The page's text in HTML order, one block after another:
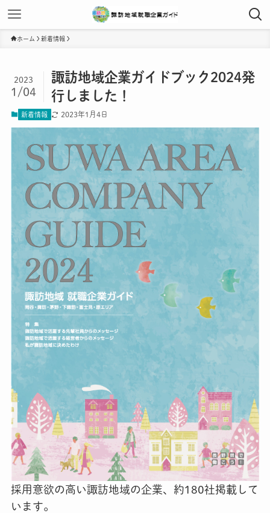
ホーム 新着情報
諏訪地域企業ガイドブック2024発
行しました！
2023
1/04
新着情報 2023年1月4日
採用意欲の高い諏訪地域の企業、約180社掲載して
います。